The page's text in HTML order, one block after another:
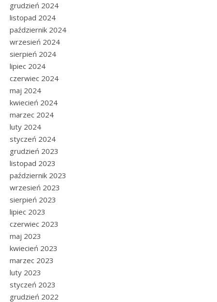
grudzień 2024
listopad 2024
październik 2024
wrzesień 2024
sierpień 2024
lipiec 2024
czerwiec 2024
maj 2024
kwiecień 2024
marzec 2024
luty 2024
styczeń 2024
grudzień 2023
listopad 2023
październik 2023
wrzesień 2023
sierpień 2023
lipiec 2023
czerwiec 2023
maj 2023
kwiecień 2023
marzec 2023
luty 2023
styczeń 2023
grudzień 2022